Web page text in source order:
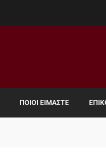
ΠΟΙΟΙ ΕΊΜΑΣΤΕ